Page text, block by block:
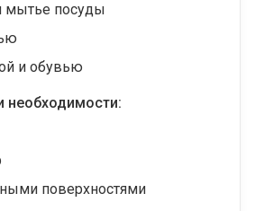
мытье посуды
и обувью
необходимости:
поверхностями